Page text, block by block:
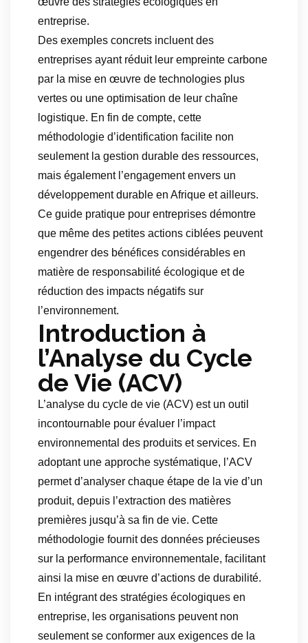
entreprise.
Des exemples concrets incluent des
entreprises ayant réduit leur empreinte carbone
par la mise en œuvre de technologies plus
vertes ou une optimisation de leur chaîne
logistique. En fin de compte, cette
méthodologie d’identification facilite non
seulement la gestion durable des ressources,
mais également l’engagement envers un
développement durable en Afrique et ailleurs.
Ce guide pratique pour entreprises démontre
que même des petites actions ciblées peuvent
engendrer des bénéfices considérables en
matière de responsabilité écologique et de
réduction des impacts négatifs sur
l’environnement.
Introduction à
l’Analyse du Cycle
de Vie (ACV)
L’analyse du cycle de vie (ACV) est un outil
incontournable pour évaluer l’impact
environnemental des produits et services. En
adoptant une approche systématique, l’ACV
permet d’analyser chaque étape de la vie d’un
produit, depuis l’extraction des matières
premières jusqu’à sa fin de vie. Cette
méthodologie fournit des données précieuses
sur la performance environnementale, facilitant
ainsi la mise en œuvre d’actions de durabilité.
En intégrant des stratégies écologiques en
entreprise, les organisations peuvent non
seulement se conformer aux exigences de la